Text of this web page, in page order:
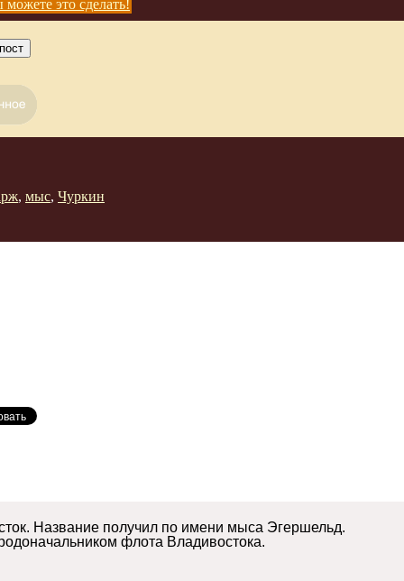
это сделать!
, мыс, Чуркин
Название получил по имени мыса Эгершельд.
флота Владивостока.